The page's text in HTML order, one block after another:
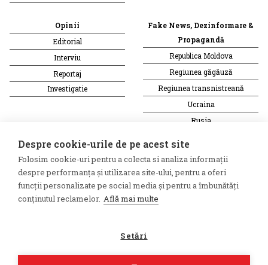
Opinii
Editorial
Interviu
Reportaj
Investigatie
Fake News, Dezinformare &
Propagandă
Republica Moldova
Regiunea găgăuză
Regiunea transnistreană
Ucraina
Rusia
Presa rusă independentă
Presa rusa pro-Kremlin
Presa din regiunea găgăuză
Presa din regiunea
Reportaj video
Interviu video
Despre cookie-urile de pe acest site
Folosim cookie-uri pentru a colecta si analiza informații
despre performanța și utilizarea site-ului, pentru a oferi
funcții personalizate pe social media și pentru a îmbunătăți
conținutul reclamelor. Află mai multe
Setări